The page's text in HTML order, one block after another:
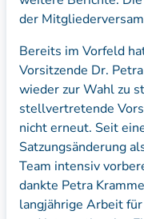
der
Bereits im Vorfeld
Vorsitzende Dr.
wieder zur Wahl zu
stellvertretende
nicht erneut. Seit
Satzungsänderung
Team intensiv
dankte Petra
langjährige Arbeit